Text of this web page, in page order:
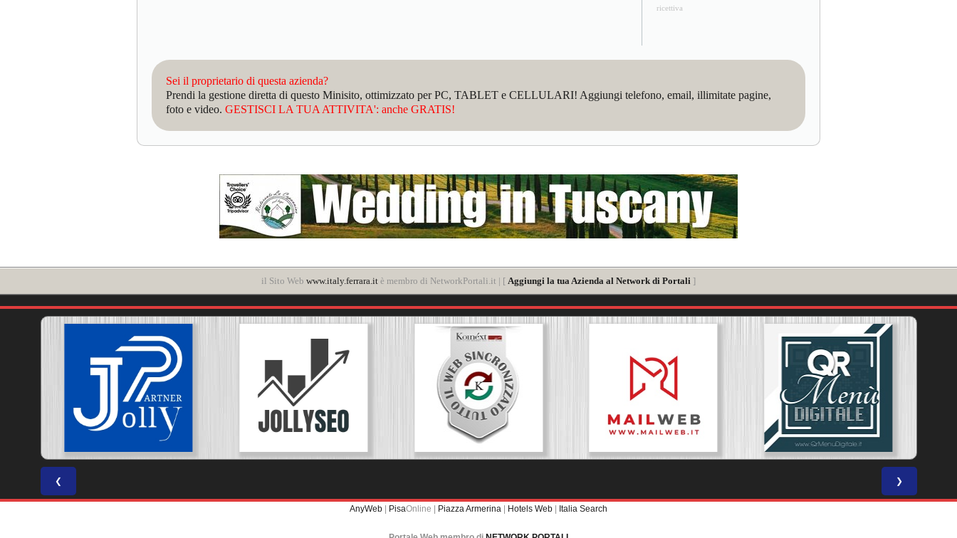
ricettiva
Sei il proprietario di questa azienda?
Prendi la gestione diretta di questo Minisito, ottimizzato per PC, TABLET e CELLULARI! Aggiungi telefono, email, illimitate pagine,
foto e video. GESTISCI LA TUA ATTIVITA': anche GRATIS!
il Sito Web www.italy.ferrara.it è membro di NetworkPortali.it | [ Aggiungi la tua Azienda al Network di Portali ]
❮ ❯
AnyWeb | PisaOnline | Piazza Armerina | Hotels Web | Italia Search